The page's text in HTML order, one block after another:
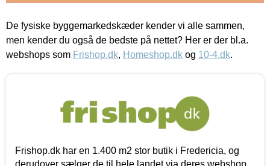
De fysiske byggemarkedskæder kender vi alle sammen,
men kender du også de bedste på nettet? Her er der bl.a.
webshops som Frishop.dk, Homeshop.dk og 10-4.dk.
Frishop.dk har en 1.400 m2 stor butik i Fredericia, og
derudover sælger de til hele landet via deres webshop.